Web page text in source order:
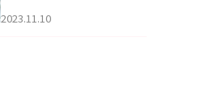
2023.11.10